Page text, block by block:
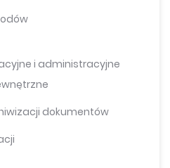
i administracyjne
dokumentów